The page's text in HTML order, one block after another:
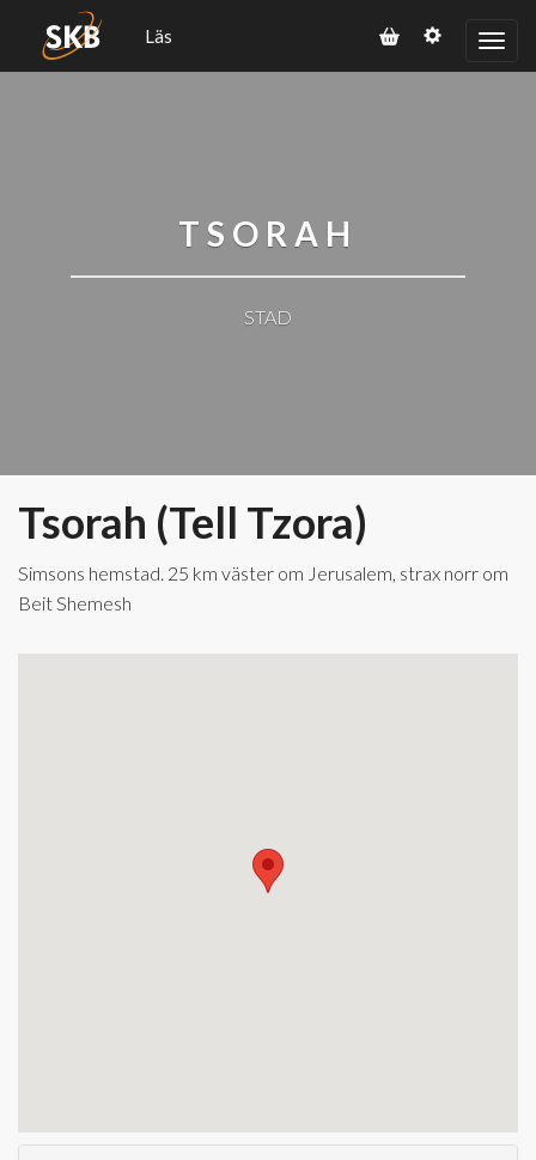
Läs
TSORAH
STAD
Tsorah (Tell Tzora)
Simsons hemstad. 25 km väster om Jerusalem, strax norr om
Beit Shemesh